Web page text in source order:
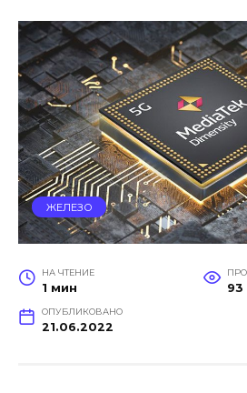
ЖЕЛЕЗО
НА ЧТЕНИЕ
1 мин 93
ОПУБЛИКОВАНО
21.06.2022